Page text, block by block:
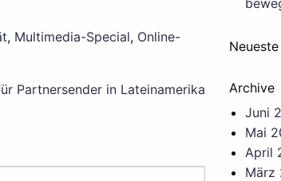
, Multimedia-Special, Online-
Partnersender in Lateinamerika
Archive
Juni
Mai
April
März